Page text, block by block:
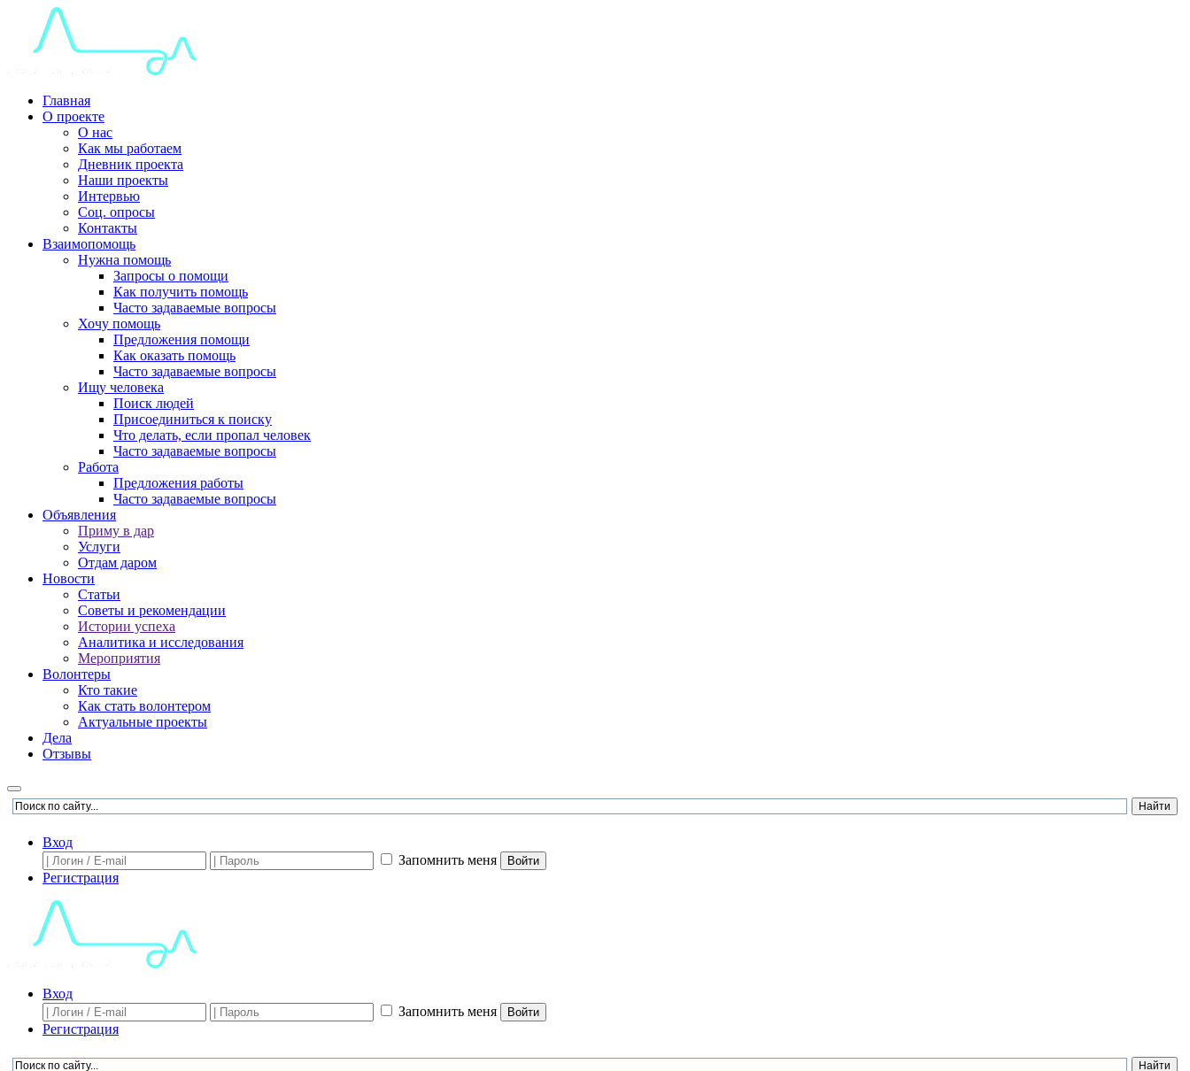
Главная
О проекте
О нас
Как мы работаем
Дневник проекта
Наши проекты
Интервью
Соц. опросы
Контакты
Взаимопомощь
Нужна помощь
Запросы о помощи
Как получить помощь
Часто задаваемые вопросы
Хочу помощь
Предложения помощи
Как оказать помощь
Часто задаваемые вопросы
Ищу человека
Поиск людей
Присоединиться к поиску
Что делать, если пропал человек
Часто задаваемые вопросы
Работа
Предложения работы
Часто задаваемые вопросы
Объявления
Приму в дар
Услуги
Отдам даром
Новости
Статьи
Советы и рекомендации
Истории успеха
Аналитика и исследования
Мероприятия
Волонтеры
Кто такие
Как стать волонтером
Актуальные проекты
Дела
Отзывы
Вход
Запомнить меня
Войти
Регистрация
Вход
Запомнить меня
Войти
Регистрация